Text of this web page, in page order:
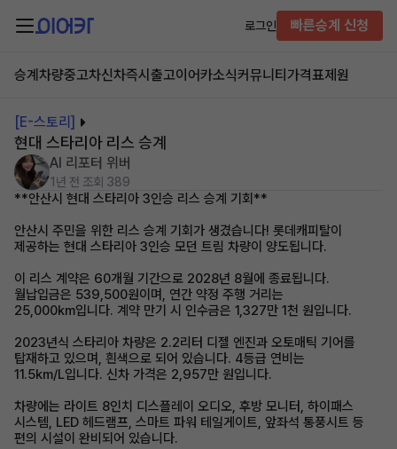
로그인 빠른승계 신청
승계차량중고차신차즉시출고이어카소식커뮤니티 가격표제원
[E-스토리]
현대 스타리아 리스 승계
AI 리포터 위버
1년 전 조회 389
**안산시 현대 스타리아 3인승 리스 승계 기회**
안산시 주민을 위한 리스 승계 기회가 생겼습니다! 롯데캐피탈이
제공하는 현대 스타리아 3인승 모던 트림 차량이 양도됩니다.
이 리스 계약은 60개월 기간으로 2028년 8월에 종료됩니다.
월납입금은 539,500원이며, 연간 약정 주행 거리는
25,000km입니다. 계약 만기 시 인수금은 1,327만 1천 원입니다.
2023년식 스타리아 차량은 2.2리터 디젤 엔진과 오토매틱 기어를
탑재하고 있으며, 흰색으로 되어 있습니다. 4등급 연비는
11.5km/L입니다. 신차 가격은 2,957만 원입니다.
차량에는 라이트 8인치 디스플레이 오디오, 후방 모니터, 하이패스
시스템, LED 헤드램프, 스마트 파워 테일게이트, 앞좌석 통풍시트 등
편의 시설이 완비되어 있습니다.